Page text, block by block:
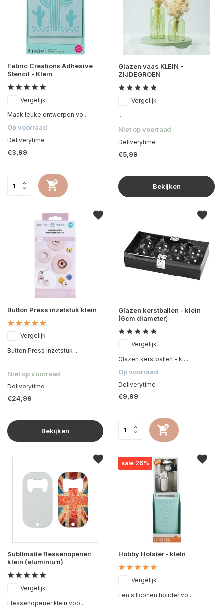
Fabric Creations Adhesive
Stencil - Klein
Vergelijk
Maak leuke ontwerpen vo...
Op voorraad
Deliverytime
€3,99
Glazen vaas KLEIN -
ZIJDEGROEN
Vergelijk
...
Niet op voorraad
Deliverytime
€5,99
Bekijken
Button Press inzetstuk klein
Vergelijk
Button Press inzetstuk ...
Niet op voorraad
Deliverytime
€24,99
Bekijken
Glazen kerstballen - klein
(6cm diameter)
Vergelijk
Glazen kerstballen - kl...
Op voorraad
Deliverytime
€9,99
Sublimatie flessenopener:
klein (aluminium)
Vergelijk
Flessenopener klein voo...
sale 26%
Hobby Holster - klein
Vergelijk
Een siliconen houder vo...